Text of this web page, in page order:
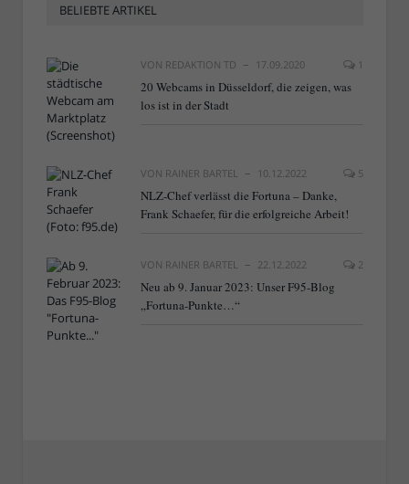
BELIEBTE ARTIKEL
VON REDAKTION TD 17.09.2020 1
20 Webcams in Düsseldorf, die zeigen, was
los ist in der Stadt
VON RAINER BARTEL 10.12.2022 5
NLZ-Chef verlässt die Fortuna – Danke,
Frank Schaefer, für die erfolgreiche Arbeit!
VON RAINER BARTEL 22.12.2022 2
Neu ab 9. Januar 2023: Unser F95-Blog
„Fortuna-Punkte…“